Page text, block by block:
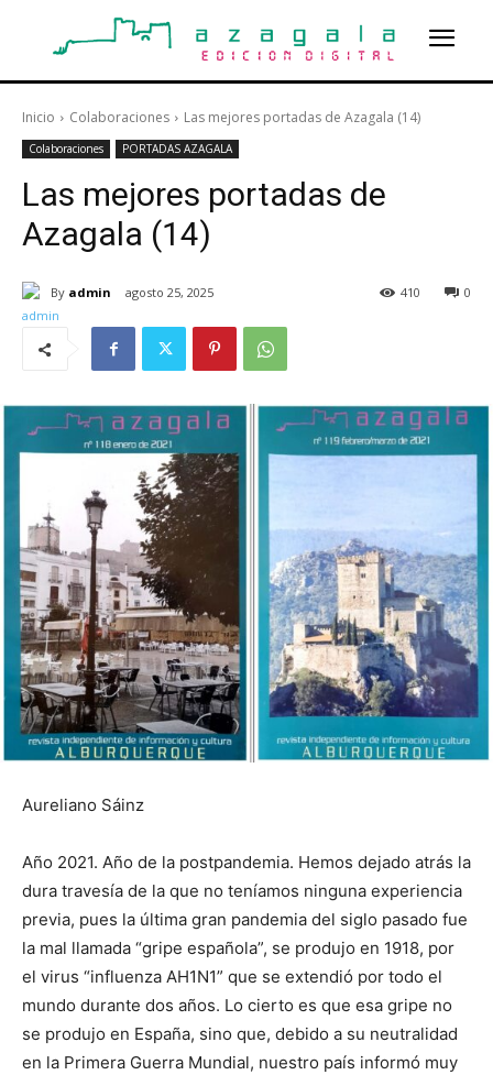
Inicio Colaboraciones Las mejores portadas de Azagala (14)
Colaboraciones PORTADAS AZAGALA
Las mejores portadas de
Azagala (14)
By admin agosto 25, 2025 0
410
Aureliano Sáinz
Año 2021. Año de la postpandemia. Hemos dejado atrás la
dura travesía de la que no teníamos ninguna experiencia
previa, pues la última gran pandemia del siglo pasado fue
la mal llamada “gripe española”, se produjo en 1918, por
el virus “influenza AH1N1” que se extendió por todo el
mundo durante dos años. Lo cierto es que esa gripe no
se produjo en España, sino que, debido a su neutralidad
en la Primera Guerra Mundial, nuestro país informó muy